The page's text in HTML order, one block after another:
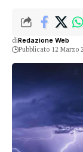
diRedazione Web
Pubblicato 12 Marzo